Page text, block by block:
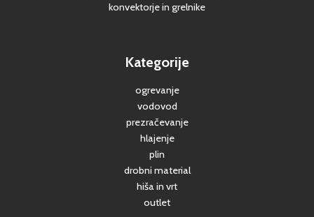
konvektorje in grelnike
Kategorije
ogrevanje
vodovod
prezračevanje
hlajenje
plin
drobni material
hiša in vrt
outlet